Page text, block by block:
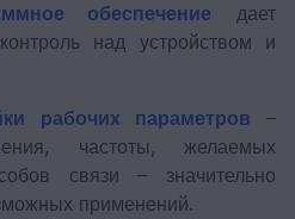
обеспечение дает
над устройством и
рабочих параметров –
частоты, желаемых
связи – значительно
применений.